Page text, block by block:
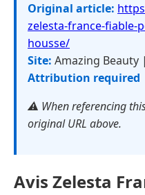
Original article:
zelesta-france-fiable-
housse/
Site: Amazing Beauty |
Attribution required
⚠️ When referencing
original URL above.
Avis Zelesta